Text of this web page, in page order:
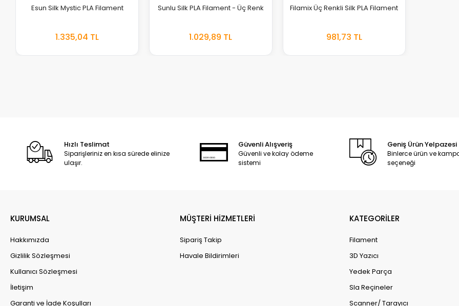
Esun Silk Mystic PLA Filament
1.335,04 TLEKLE
Sunlu Silk PLA Filament - Üç Renk
1.029,89 TLSTOKTA
YOK
Filamix Üç Renkli Silk PLA Filament
981,73 TLSTOKTA
Hızlı Teslimat
Siparişleriniz en kısa sürede elinize
ulaşır.
Güvenli Alışveriş
Güvenli ve kolay ödeme
sistemi
Geniş Ürün Yelpazesi
Binlerce ürün ve
seçeneği
KURUMSAL
Hakkımızda
Gizlilik Sözleşmesi
Kullanıcı Sözleşmesi
İletişim
Garanti ve İade Koşulları
MÜŞTERİ HİZMETLERİ
Sipariş Takip
Havale Bildirimleri
KATEGORİLER
Filament
3D Yazıcı
Yedek Parça
Sla Reçineler
Scanner/ Tarayıcı